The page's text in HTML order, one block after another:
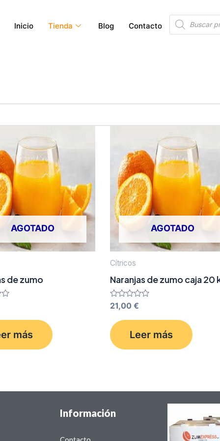
Inicio Tienda Blog Contacto
Búsqueda
de
productos
AGOTADO
de zumo
más
AGOTADO
Cítricos
Naranjas de zumo caja 20
Valorado
con
de
5
21,00 €
Leer más
Información